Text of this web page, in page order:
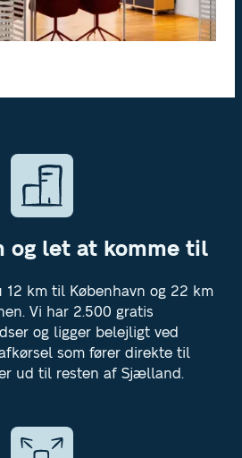
og let at komme til
12 km til København og 22 km
Vi har 2.500 gratis
og ligger belejligt ved
som fører direkte til
ud til resten af Sjælland.